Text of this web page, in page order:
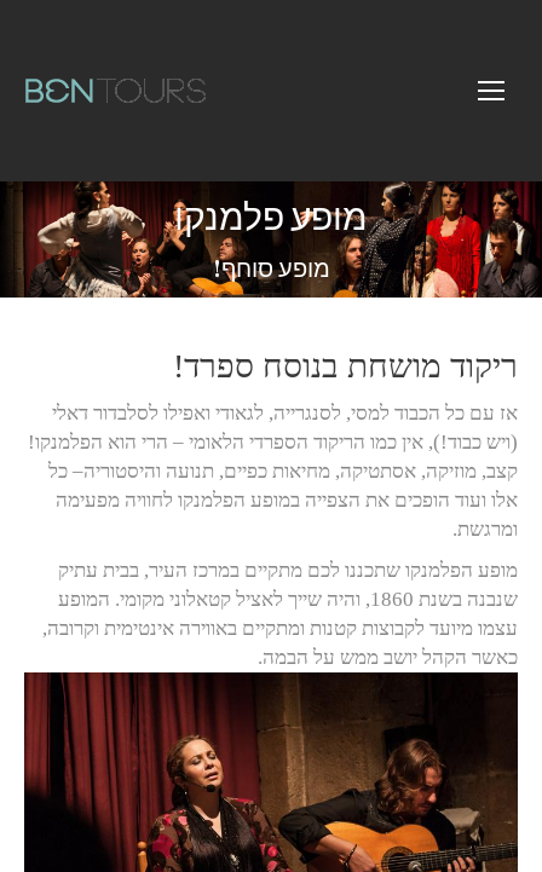
מופע פלמנקו
מופע סוחף!
You are here:
ריקוד מושחת בנוסח ספרד!
אז עם כל הכבוד למסי, לסנגרייה, לגאודי ואפילו לסלבדור דאלי
(ויש כבוד!), אין כמו הריקוד הספרדי הלאומי – הרי הוא הפלמנקו!
קצב, מוזיקה, אסתטיקה, מחיאות כפיים, תנועה והיסטוריה– כל
אלו ועוד הופכים את הצפייה במופע הפלמנקו לחוויה מפעימה
ומרגשת.
מופע הפלמנקו שתכננו לכם מתקיים במרכז העיר, בבית עתיק
שנבנה בשנת 1860, והיה שייך לאציל קטאלוני מקומי. המופע
עצמו מיועד לקבוצות קטנות ומתקיים באווירה אינטימית וקרובה,
כאשר הקהל יושב ממש על הבמה.